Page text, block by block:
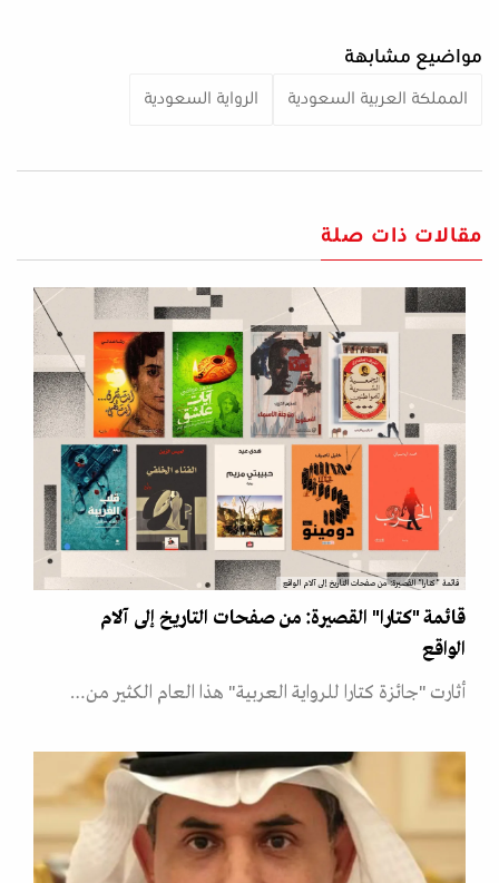
مواضيع مشابهة
المملكة العربية السعودية الرواية السعودية
مقالات ذات صلة
قائمة "كتارا" القصيرة: من صفحات التاريخ إلى آلام الواقع
قائمة "كتارا" القصيرة: من صفحات التاريخ إلى آلام
الواقع
أثارت "جائزة كتارا للرواية العربية" هذا العام الكثير من…